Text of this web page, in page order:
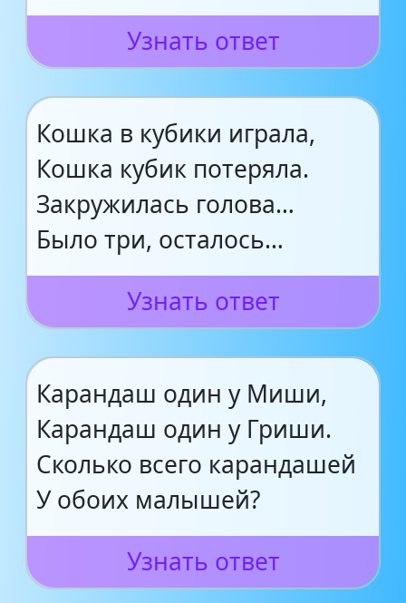
Узнать ответ
Кошка в кубики играла,
Кошка кубик потеряла.
Закружилась голова…
Было три, осталось…
Узнать ответ
Карандаш один у Миши,
Карандаш один у Гриши.
Сколько всего карандашей
У обоих малышей?
Узнать ответ